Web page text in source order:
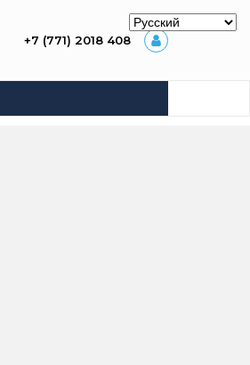
+7 (771) 2018 408